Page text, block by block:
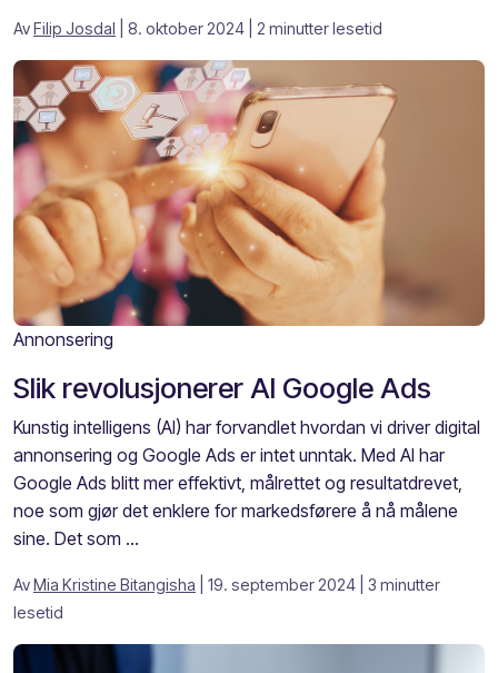
AvFilip Josdal | 8. oktober 2024 | 2 minutter lesetid
Annonsering
Slik revolusjonerer AI Google Ads
Kunstig intelligens (AI) har forvandlet hvordan vi driver digital
annonsering og Google Ads er intet unntak. Med AI har
Google Ads blitt mer effektivt, målrettet og resultatdrevet,
noe som gjør det enklere for markedsførere å nå målene
sine. Det som ...
AvMia Kristine Bitangisha | 19. september 2024
| 3 minutter
lesetid